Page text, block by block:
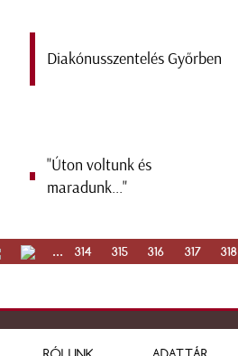
Diakónusszentelés Győrben
"Úton voltunk és
maradunk..."
... 314 315 316 317 318